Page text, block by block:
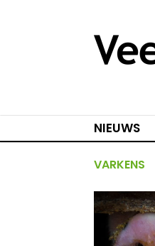
NIEUWS
VARKENS